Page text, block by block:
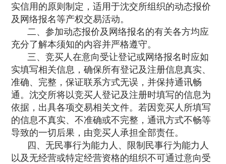
实信用的原则制定，适用于沈交所组织的动态报价
及网络报名等产权交易活动。
二、参加动态报价及网络报名的有关各方均应
充分了解本须知的内容并严格遵守。
三、竞买人在意向受让登记或网络报名时应如
实填写相关信息，确保所有登记及注册信息真实、
准确、完整，保证联系方式无误，并保持通讯畅
通。沈交所将以竞买人登记及注册时填写的信息为
依据，出具各项交易相关文件。若因竞买人所填写
的信息不真实、不准确或不完整，通讯方式不畅等
导致的一切后果，由竞买人承担全部责任。
四、无民事行为能力人、限制民事行为能力人
以及无经营或特定经营资格的组织不可通过意向受